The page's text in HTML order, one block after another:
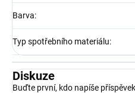
Barva:
Typ spotřebního materiálu:
Diskuze
Buďte první, kdo napíše